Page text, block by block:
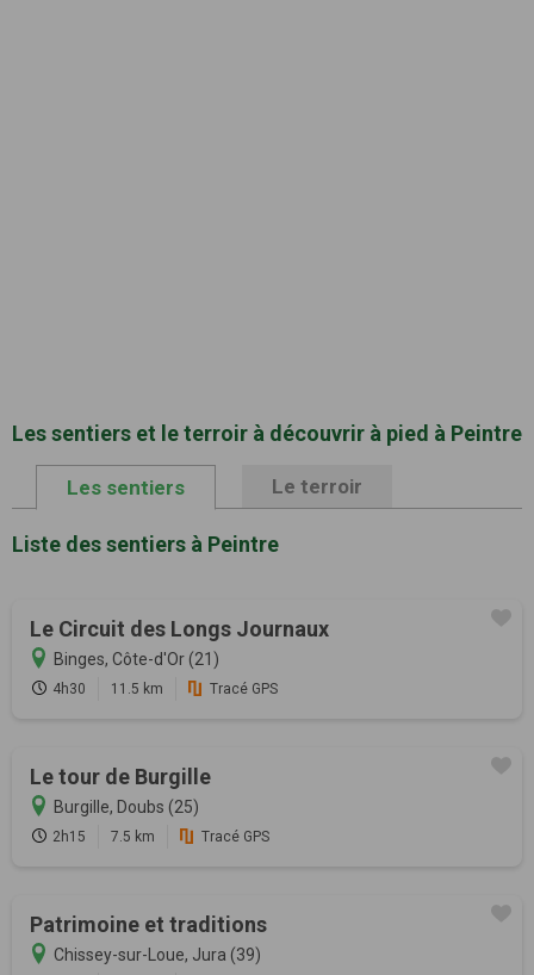
Les sentiers et le terroir à découvrir à pied à Peintre
Les sentiers Le terroir
Liste des sentiers à Peintre
Le Circuit des Longs Journaux
Binges, Côte-d'Or (21)
4h30 11.5 km Tracé GPS
Le tour de Burgille
Burgille, Doubs (25)
2h15 7.5 km Tracé GPS
Patrimoine et traditions
Chissey-sur-Loue, Jura (39)